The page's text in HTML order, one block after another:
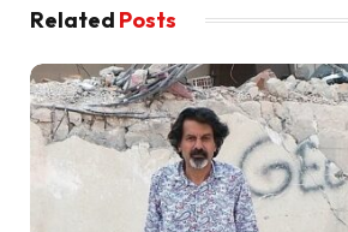
Related Posts